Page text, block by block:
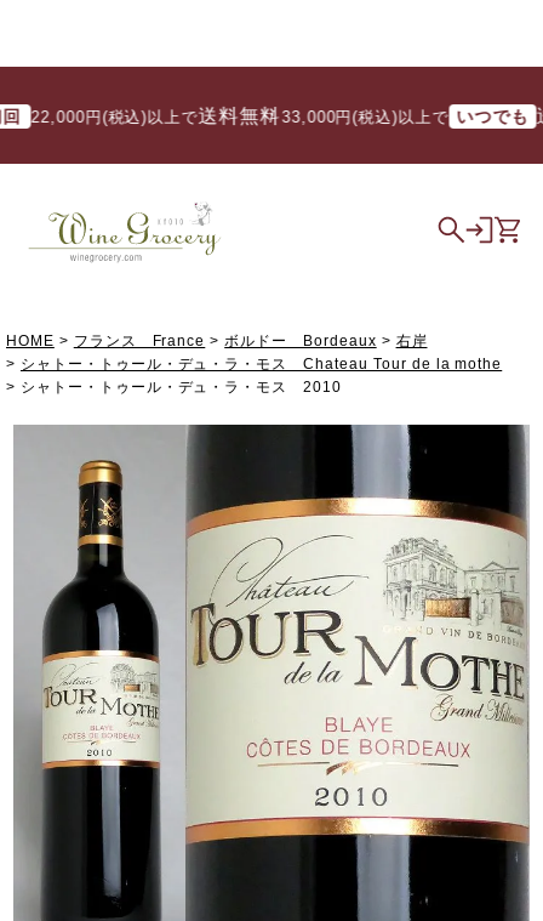
円(税込)以上で送料無料/ 33,000円(税込)以上で いつでも 送料
HOME フランス France ボルドー Bordeaux
右岸
シャトー・トゥール・デュ・ラ・モス Chateau Tour de la mothe
シャトー・トゥール・デュ・ラ・モス 2010